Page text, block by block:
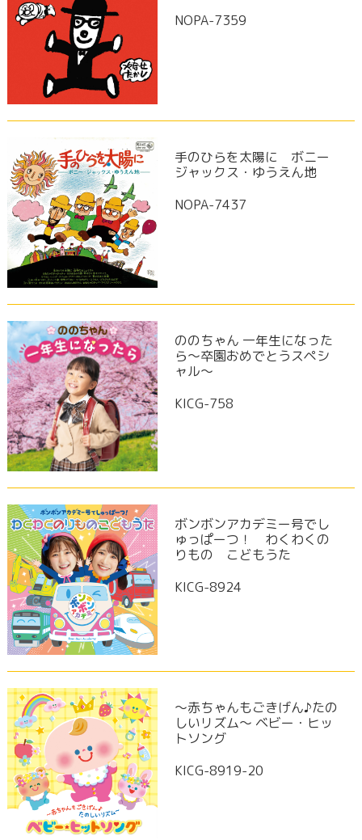
NOPA-7359
手のひらを太陽に ボニー
ジャックス・ゆうえん地
NOPA-7437
ののちゃん 一年生になった
ら～卒園おめでとうスペシ
ャル～
KICG-758
ボンボンアカデミー号でし
ゅっぱーつ！ わくわくの
りもの こどもうた
KICG-8924
～赤ちゃんもごきげん♪たの
しいリズム～ ベビー・ヒッ
トソング
KICG-8919-20